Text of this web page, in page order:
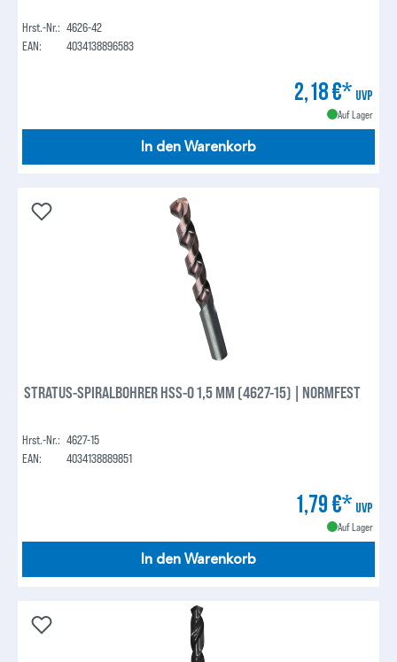
Hrst.-Nr.: 4626-42
EAN:
4034138896583
2,18 €* UVP
Auf Lager
In den Warenkorb
STRATUS-SPIRALBOHRER HSS-O 1,5 MM (4627-15) | NORMFEST
Hrst.-Nr.: 4627-15
EAN:
4034138889851
1,79 €* UVP
Auf Lager
In den Warenkorb